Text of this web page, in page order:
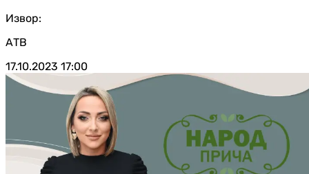
Извор:
АТВ
17.10.2023 17:00